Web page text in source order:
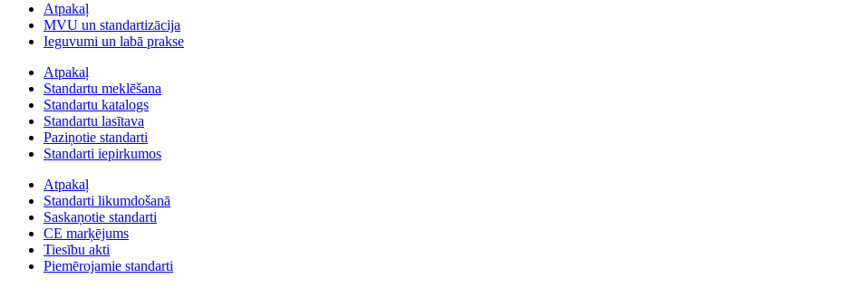
Atpakaļ
MVU un standartizācija
Ieguvumi un labā prakse
Atpakaļ
Standartu meklēšana
Standartu katalogs
Standartu lasītava
Paziņotie standarti
Standarti iepirkumos
Atpakaļ
Standarti likumdošanā
Saskaņotie standarti
CE marķējums
Tiesību akti
Piemērojamie standarti